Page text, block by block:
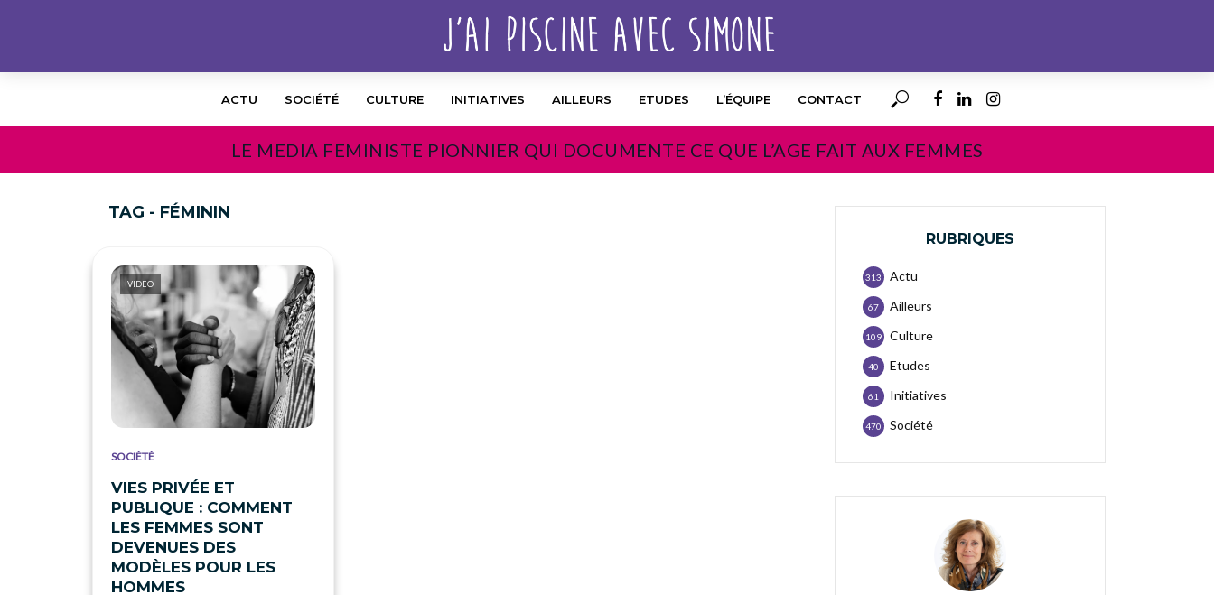
ACTU SOCIÉTÉ CULTURE INITIATIVES AILLEURS ETUDES L’ÉQUIPE CONTACT
LE MEDIA FEMINISTE PIONNIER QUI DOCUMENTE CE QUE L’AGE FAIT AUX FEMMES
TAG - FÉMININ
VIDEO
SOCIÉTÉ
VIES PRIVÉE ET
PUBLIQUE : COMMENT
LES FEMMES SONT
DEVENUES DES
MODÈLES POUR LES
HOMMES
RUBRIQUES
Actu
313
Ailleurs
67
Culture
109
Etudes
40
Initiatives
61
Société
470